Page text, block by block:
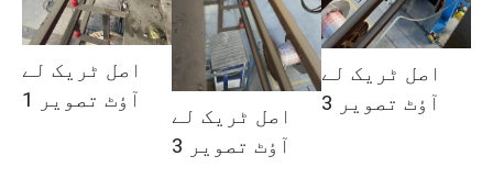
اصل ٹریک لے
آؤٹ تصویر 1
اصل ٹریک لے
آؤٹ تصویر 3
اصل ٹریک لے
آؤٹ تصویر 3